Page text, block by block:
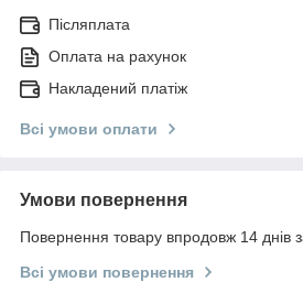
Післяплата
Оплата на рахунок
Накладений платіж
Всі умови оплати
Умови повернення
Повернення товару впродовж 14 днів
Всі умови повернення